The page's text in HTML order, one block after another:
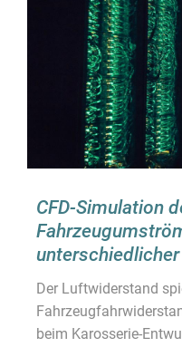
CFD-Simulation
Der Luftwiderstand
beim Karosserie-